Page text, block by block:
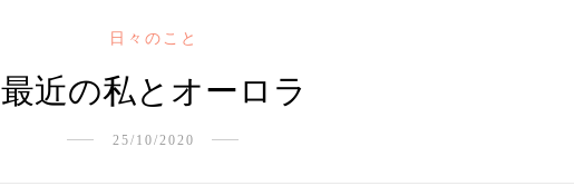
日々のこと
最近の私とオーロラ
25/10/2020